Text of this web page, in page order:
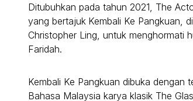
Ditubuhkan pada tahun 2021, The
yang bertajuk Kembali Ke Pangkuan,
Christopher Ling, untuk menghormati
Faridah.
Kembali Ke Pangkuan dibuka dengan
Bahasa Malaysia karya klasik The